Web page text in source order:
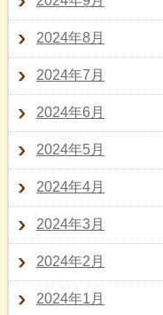
2024年8月
2024年7月
2024年6月
2024年5月
2024年4月
2024年3月
2024年2月
2024年1月